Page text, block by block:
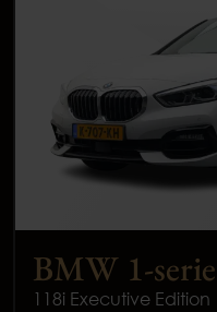
BMW 1-serie
118i Executive Edition